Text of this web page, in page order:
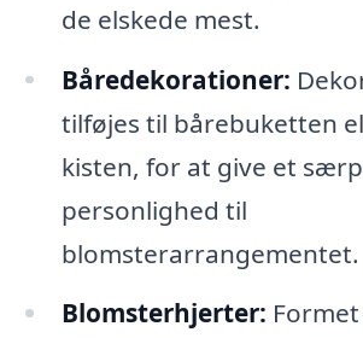
de elskede mest.
Båredekorationer:
tilføjes til bårebuketten
kisten, for at give et
personlighed til
blomsterarrangementet.
Blomsterhjerter: